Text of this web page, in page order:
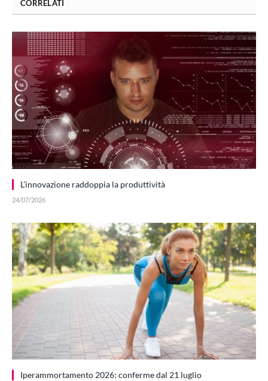
CORRELATI
L’innovazione raddoppia la produttività
24/07/2026
Iperammortamento 2026: conferme dal 21 luglio